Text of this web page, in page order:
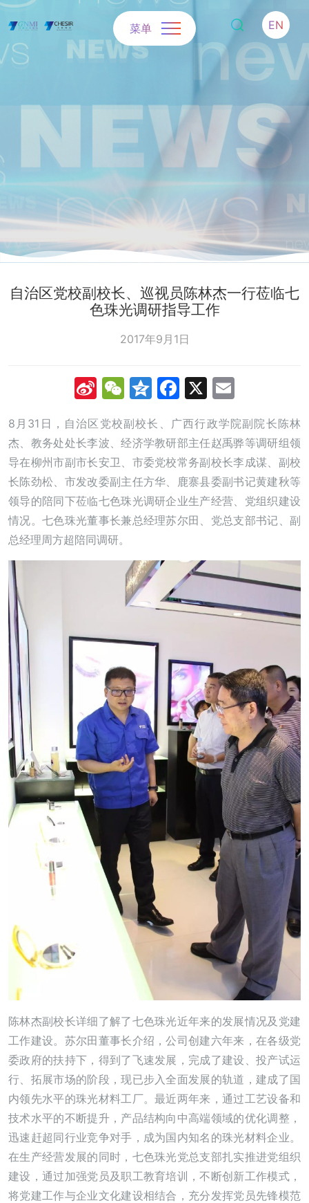
EN
菜单
自治区党校副校长、巡视员陈林杰一行莅临七
色珠光调研指导工作
2017年9月1日
SinaWeChat
Qzone
Facebook
X
8月31日，自治区党校副校长、广西行政学院副院长陈林
杰、教务处处长李波、经济学教研部主任赵禹骅等调研组领
导在柳州市副市长安卫、市委党校常务副校长李成谋、副校
长陈劲松、市发改委副主任方华、鹿寨县委副书记黄建秋等
领导的陪同下莅临七色珠光调研企业生产经营、党组织建设
情况。七色珠光董事长兼总经理苏尔田、党总支部书记、副
总经理周方超陪同调研。
陈林杰副校长详细了解了七色珠光近年来的发展情况及党建
工作建设。苏尔田董事长介绍，公司创建六年来，在各级党
委政府的扶持下，得到了飞速发展，完成了建设、投产试运
行、拓展市场的阶段，现已步入全面发展的轨道，建成了国
内领先水平的珠光材料工厂。最近两年来，通过工艺设备和
技术水平的不断提升，产品结构向中高端领域的优化调整，
迅速赶超同行业竞争对手，成为国内知名的珠光材料企业。
在生产经营发展的同时，七色珠光党总支部扎实推进党组织
建设，通过加强党员及职工教育培训，不断创新工作模式，
将党建工作与企业文化建设相结合，充分发挥党员先锋模范